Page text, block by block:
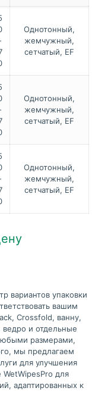
Однотонный,
жемчужный,
сетчатый, EF
Однотонный,
жемчужный,
сетчатый, EF
Однотонный,
жемчужный,
сетчатый, EF
вариантов упаковки
вашим
Crossfold, ванну,
и отдельные
размерами,
мы предлагаем
для улучшения
для
адаптированных к